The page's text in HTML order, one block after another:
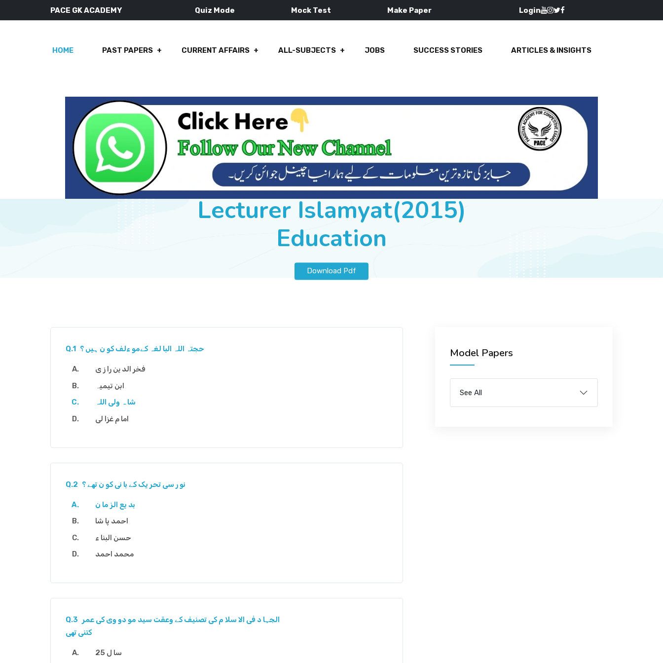
PACE GK ACADEMY Quiz Mode Mock Test Make Paper Login
HOME PAST PAPERS CURRENT AFFAIRS ALL-SUBJECTS JOBS SUCCESS STORIES ARTICLES & INSIGHTS
Lecturer Islamyat(2015)
Education
Download Pdf
Model Papers
See All
Q.1 حجتہ اللہ البا لغہ کےمو ءلف کو ن ہیں ؟
فخر الد ین را ز ی
ابن تیمیہ
شا ہ ولی اللہ
اما م غزا لی
Q.2 نو ر سی تحر یک کے با نی کو ن تھے ؟
بد یع الز ما ن
احمد پا شا
حسن البنا ء
محمد احمد
Q.3
الجہا د فی الا سلا م کی تصنیف کے وعقت سید مو دو وی کی عمر
کتنی تھی
25 سا ل